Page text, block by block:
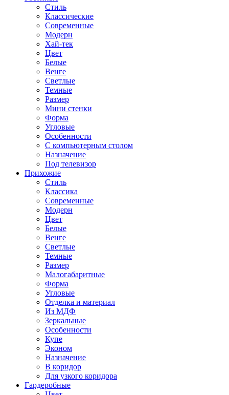
Стиль
Классические
Современные
Модерн
Хай-тек
Цвет
Белые
Венге
Светлые
Темные
Размер
Мини стенки
Форма
Угловые
Особенности
С компьютерным столом
Назначение
Под телевизор
Прихожие
Стиль
Классика
Современные
Модерн
Цвет
Белые
Венге
Светлые
Темные
Размер
Малогабаритные
Форма
Угловые
Отделка и материал
Из МДФ
Зеркальные
Особенности
Купе
Эконом
Назначение
В коридор
Для узкого коридора
Гардеробные